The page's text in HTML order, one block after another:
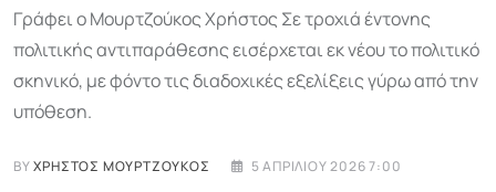
Γράφει ο Μουρτζούκος Χρήστος Σε τροχιά έντονης
πολιτικής αντιπαράθεσης εισέρχεται εκ νέου το πολιτικό
σκηνικό, με φόντο τις διαδοχικές εξελίξεις γύρω από την
υπόθεση.
BYΧΡΉΣΤΟΣ ΜΟΥΡΤΖΟΎΚΟΣ 5 ΑΠΡΙΛΊΟΥ 2026 7:00